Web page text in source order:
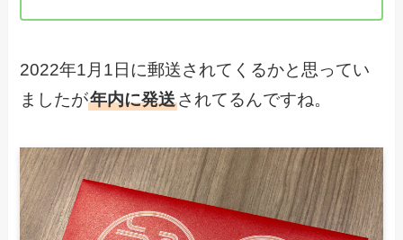
2022年1月1日に郵送されてくるかと思ってい
ましたが年内に発送されてるんですね。